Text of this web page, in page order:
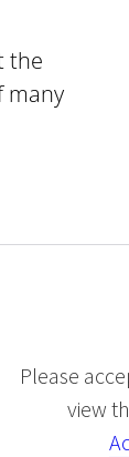
the
many
Please
view